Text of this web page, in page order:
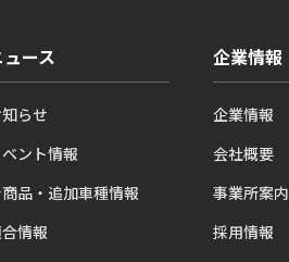
ュース
らせ
ント情報
品・追加車種情報
情報
企業情報
企業情報
会社概要
事業所案内
採用情報